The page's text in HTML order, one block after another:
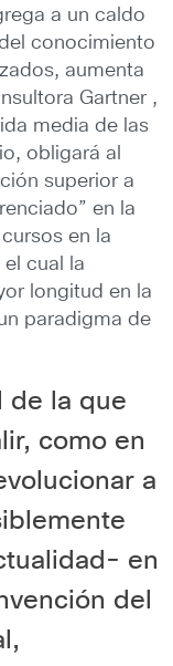
a un caldo
conocimiento
aumenta
Gartner ,
media de las
obligará al
superior a
en la
en la
cual la
longitud en la
paradigma de
de la que
como en
a
en
del